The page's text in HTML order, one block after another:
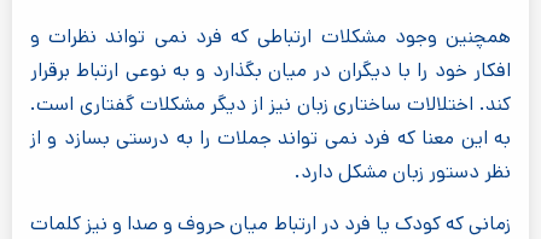
همچنین وجود مشکلات ارتباطی که فرد نمی تواند نظرات و
افکار خود را با دیگران در میان بگذارد و به نوعی ارتباط برقرار
کند. اختلالات ساختاری زبان نیز از دیگر مشکلات گفتاری است.
به این معنا که فرد نمی تواند جملات را به درستی بسازد و از
نظر دستور زبان مشکل دارد.
زمانی که کودک یا فرد در ارتباط میان حروف و صدا و نیز کلمات